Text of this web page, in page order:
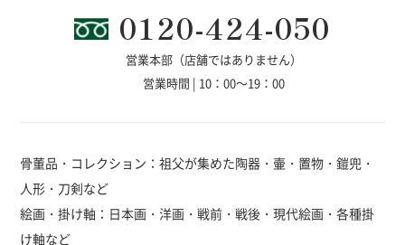
0120-424-050
営業本部（店舗ではありません）
営業時間 | 10：00～19：00
骨董品・コレクション：祖父が集めた陶器・壷・置物・鎧兜・
人形・刀剣など
絵画・掛け軸：日本画・洋画・戦前・戦後・現代絵画・各種掛
け軸など